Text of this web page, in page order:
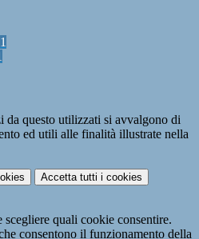
1
da questo utilizzati si avvalgono di
ed utili alle finalità illustrate nella
Accetta tutti i cookies
scegliere quali cookie consentire.
consentono il funzionamento della